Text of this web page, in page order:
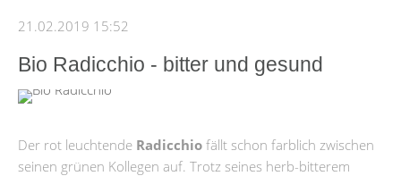
21.02.2019 15:52
Bio Radicchio - bitter und gesund
Der rot leuchtende Radicchio fällt schon farblich zwischen
seinen grünen Kollegen auf. Trotz seines herb-bitterem